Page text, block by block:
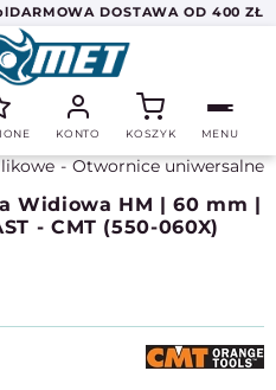
DARMOWA DOSTAWA OD 400 ZŁ
KONTO KOSZYK MENU
Otwornice uniwersalne
Widiowa HM | 60 mm |
- CMT (550-060X)